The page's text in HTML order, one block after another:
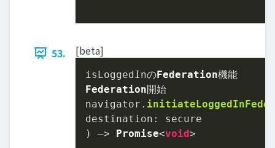
53. [beta]
isLoggedInのFederation
Federation開始
navigator.
destination : secure
) –>
Promise<void>